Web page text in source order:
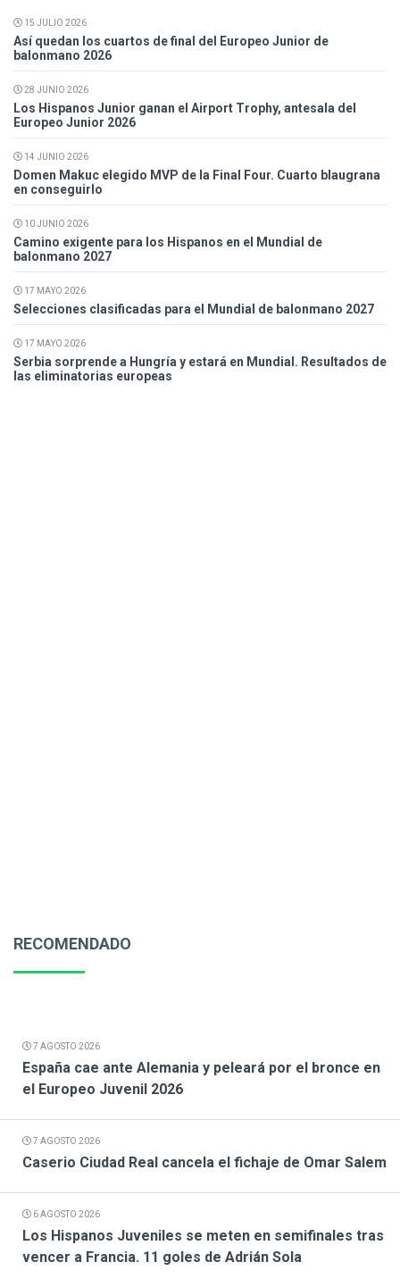
15 JULIO 2026
Así quedan los cuartos de final del Europeo Junior de
balonmano 2026
28 JUNIO 2026
Los Hispanos Junior ganan el Airport Trophy, antesala del
Europeo Junior 2026
14 JUNIO 2026
Domen Makuc elegido MVP de la Final Four. Cuarto blaugrana
en conseguirlo
10 JUNIO 2026
Camino exigente para los Hispanos en el Mundial de
balonmano 2027
17 MAYO 2026
Selecciones clasificadas para el Mundial de balonmano 2027
17 MAYO 2026
Serbia sorprende a Hungría y estará en Mundial. Resultados de
las eliminatorias europeas
RECOMENDADO
7 AGOSTO 2026
España cae ante Alemania y peleará por el bronce en
el Europeo Juvenil 2026
7 AGOSTO 2026
Caserio Ciudad Real cancela el fichaje de Omar Salem
6 AGOSTO 2026
Los Hispanos Juveniles se meten en semifinales tras
vencer a Francia. 11 goles de Adrián Sola